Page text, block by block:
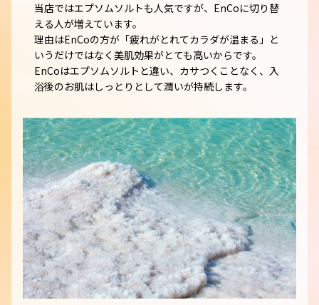
当店ではエプソムソルトも人気ですが、EnCoに切り替
える人が増えています。
理由はEnCoの方が「疲れがとれてカラダが温まる」と
いうだけではなく美肌効果がとても高いからです。
EnCoはエプソムソルトと違い、カサつくことなく、入
浴後のお肌はしっとりとして潤いが持続します。